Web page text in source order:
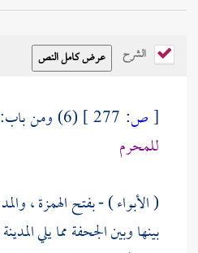
الشرح
[ص: (6) ومن باب:
للمحرم
(الأبواء) - بفتح الهمزة ،
بينها وبينالجحفةمما يليالمدينة